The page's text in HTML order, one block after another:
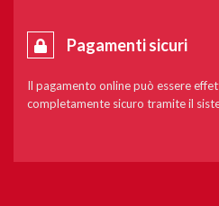
Pagamenti sicuri
Il pagamento online può essere
completamente sicuro tramite il